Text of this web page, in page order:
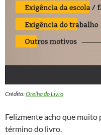
Crédito:Orelha do Livro
Felizmente acho que muito
término do livro.